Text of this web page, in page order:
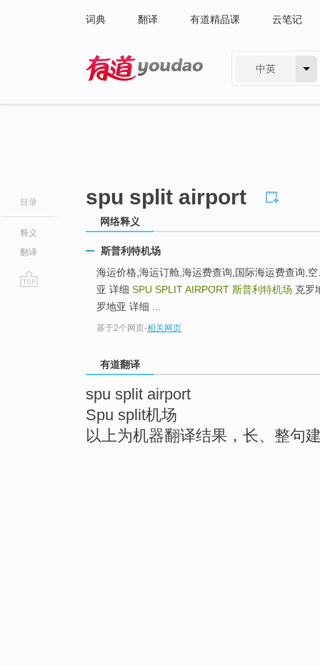
词典 翻译 有道精品课 云笔记
中英
目录
释义
翻译
spu split airport
网络释义
斯普利特机场
海运价格,海运订舱,海运费查询,国际海运费查询,
亚 详细 SPU SPLIT AIRPORT 斯普利特机场 克罗
罗地亚 详细 ...
基于2个网页-相关网页
有道翻译
spu split airport
Spu split机场
以上为机器翻译结果，长、整句